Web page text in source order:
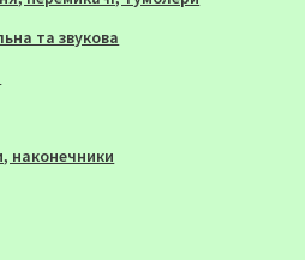
та звукова
наконечники